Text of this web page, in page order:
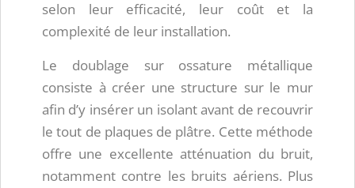
selon leur efficacité, leur coût et la
complexité de leur installation.
Le doublage sur ossature métallique
consiste à créer une structure sur le mur
afin d’y insérer un isolant avant de recouvrir
le tout de plaques de plâtre. Cette méthode
offre une excellente atténuation du bruit,
notamment contre les bruits aériens. Plus